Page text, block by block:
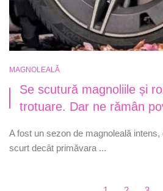
MAGNOLEALĂ
Se scutură magnoliile și
trotuare. Dar ne rămân
A fost un sezon de magnoleală
scurt decât primăvara ...